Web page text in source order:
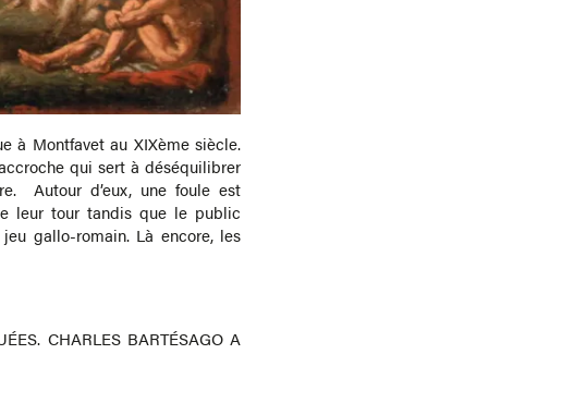
à Montfavet au XIXème siècle.
qui sert à déséquilibrer
Autour d’eux, une foule est
leur tour tandis que le public
gallo-romain. Là encore, les
CHARLES BARTÉSAGO A